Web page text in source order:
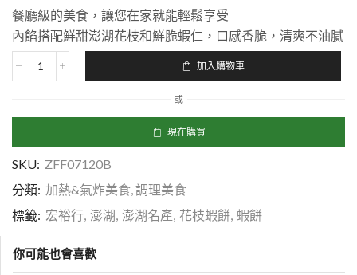
餐廳級的美食，讓您在家就能輕鬆享受
內餡搭配鮮甜澎湖花枝和鮮脆蝦仁，口感香脆，清爽不油膩
加入購物車
或
現在購買
SKU: ZFF07120B
分類: 加熱&氣炸美食 調理美食
標籤: 宏裕行 澎湖 澎湖名產 花枝蝦餅 蝦餅
你可能也會喜歡